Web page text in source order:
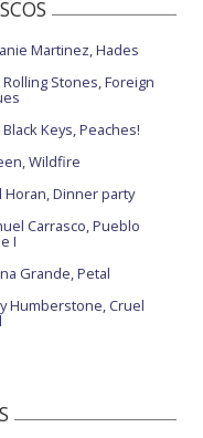
Martinez, Hades
Stones, Foreign
Keys, Peaches!
Wildfire
Horan, Dinner party
Carrasco, Pueblo
I
Grande, Petal
Humberstone, Cruel